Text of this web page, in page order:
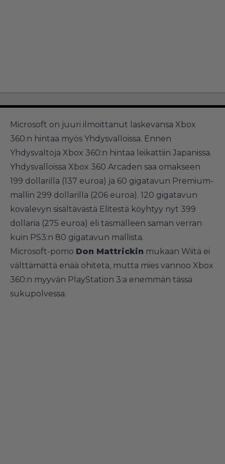
Microsoft on juuri ilmoittanut laskevansa Xbox
360:n hintaa myös Yhdysvalloissa. Ennen
Yhdysvaltoja Xbox 360:n hintaa leikattiin Japanissa.
Yhdysvalloissa Xbox 360 Arcaden saa omakseen
199 dollarilla (137 euroa) ja 60 gigatavun Premium-
mallin 299 dollarilla (206 euroa). 120 gigatavun
kovalevyn sisältävästä Elitestä köyhtyy nyt 399
dollaria (275 euroa) eli täsmälleen saman verran
kuin PS3:n 80 gigatavun mallista.
Microsoft-pomo Don Mattrickin mukaan Wiitä ei
välttämättä enää ohiteta, mutta mies vannoo Xbox
360:n myyvän PlayStation 3:a enemmän tässä
sukupolvessa.